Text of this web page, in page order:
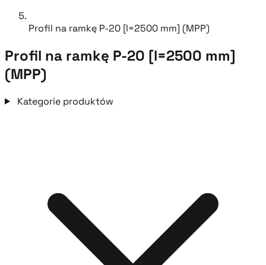
Profil na ramkę P-20 [l=2500 mm] (MPP)
Profil na ramkę P-20 [l=2500 mm]
(MPP)
Kategorie produktów